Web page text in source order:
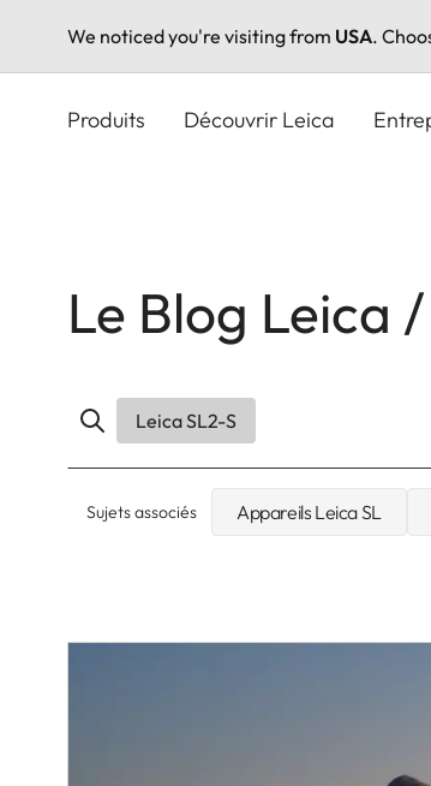
We noticed you're visiting from USA.
Produits Découvrir Leica
Le Blog Leica
Leica SL2-S
Sujets associés Appareils Leica SL